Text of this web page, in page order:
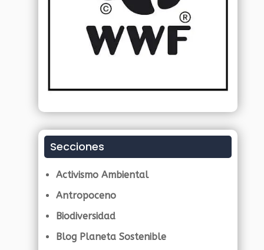
Secciones
Activismo Ambiental
Antropoceno
Biodiversidad
Blog Planeta Sostenible